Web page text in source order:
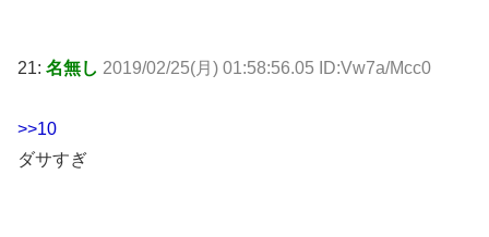
21: 名無し 2019/02/25(月) 01:58:56.05 ID:Vw7a/Mcc0
>>10
ダサすぎ